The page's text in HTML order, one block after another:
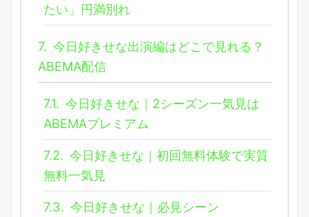
たい」円満別れ
7. 今日好きせな出演編はどこで見れる？
ABEMA配信
7.1. 今日好きせな｜2シーズン一気見は
ABEMAプレミアム
7.2. 今日好きせな｜初回無料体験で実質
無料一気見
7.3. 今日好きせな｜必見シーン